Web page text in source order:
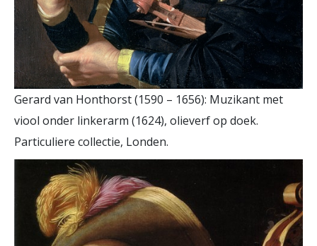
Gerard van Honthorst (1590 – 1656): Muzikant met
viool onder linkerarm (1624), olieverf op doek.
Particuliere collectie, Londen.